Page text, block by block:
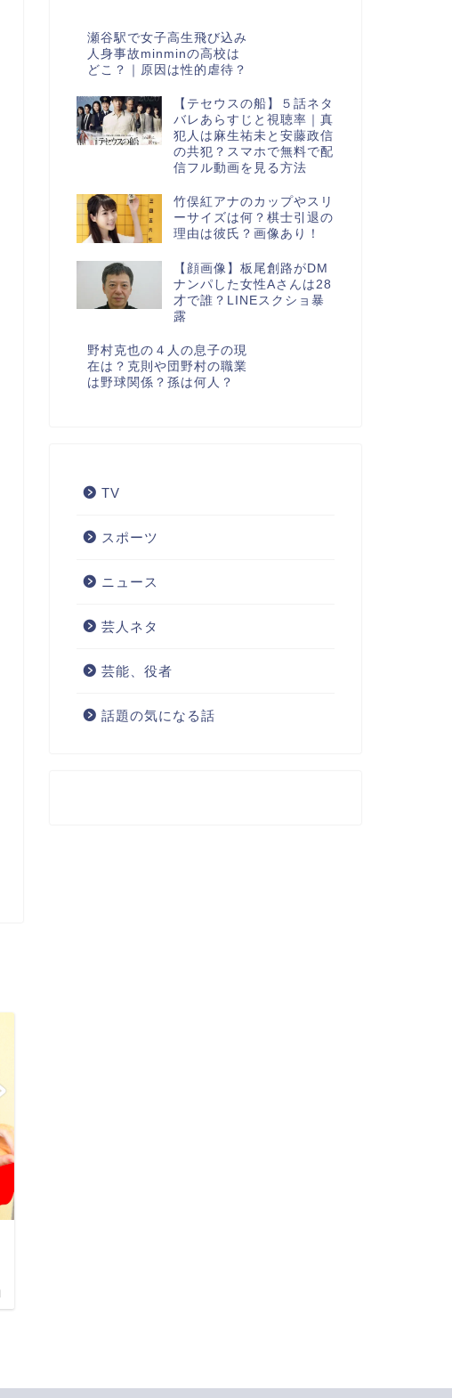
瀬谷駅で女子高生飛び込み
人身事故minminの高校は
どこ？｜原因は性的虐待？
【テセウスの船】５話ネタ
バレあらすじと視聴率｜真
犯人は麻生祐未と安藤政信
の共犯？スマホで無料で配
信フル動画を見る方法
竹俣紅アナのカップやスリ
ーサイズは何？棋士引退の
理由は彼氏？画像あり！
【顔画像】板尾創路がDM
ナンパした女性Aさんは28
才で誰？LINEスクショ暴
露
野村克也の４人の息子の現
在は？克則や団野村の職業
は野球関係？孫は何人？
TV
スポーツ
ニュース
芸人ネタ
芸能、役者
話題の気になる話